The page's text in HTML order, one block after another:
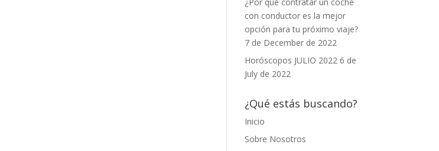
con conductor es la mejor
opción para tu próximo viaje?
7 de December de 2022
Horóscopos JULIO 2022 6 de
July de 2022
¿Qué estás buscando?
Inicio
Sobre Nosotros